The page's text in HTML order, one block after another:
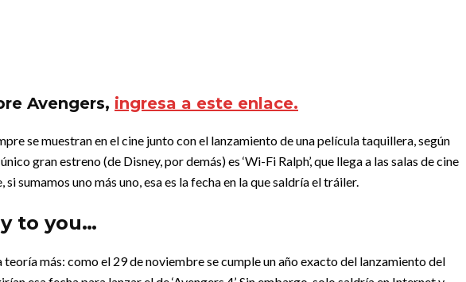
Avengers, ingresa a este enlace.
se muestran en el cine junto con el lanzamiento de una película taquillera, según
gran estreno (de Disney, por demás) es ‘Wi-Fi Ralph’, que llega a las salas de cine
sumamos uno más uno, esa es la fecha en la que saldría el tráiler.
to you…
más: como el 29 de noviembre se cumple un año exacto del lanzamiento del